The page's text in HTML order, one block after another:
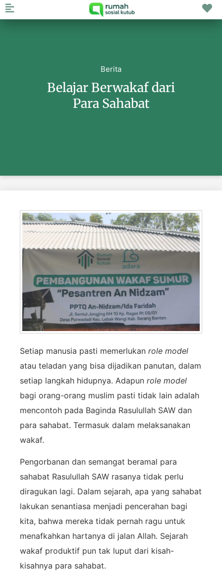
Berita
Belajar Berwakaf dari
Para Sahabat
Setiap manusia pasti memerlukan role model
atau teladan yang bisa dijadikan panutan, dalam
setiap langkah hidupnya. Adapun role model
bagi orang-orang muslim pasti tidak lain adalah
mencontoh pada Baginda Rasulullah SAW dan
para sahabat. Termasuk dalam melaksanakan
wakaf.
Pengorbanan dan semangat beramal para
sahabat Rasulullah SAW rasanya tidak perlu
diragukan lagi. Dalam sejarah, apa yang sahabat
lakukan senantiasa menjadi pencerahan bagi
kita, bahwa mereka tidak pernah ragu untuk
menafkahkan hartanya di jalan Allah. Sejarah
wakaf produktif pun tak luput dari kisah-
kisahnya para sahabat.